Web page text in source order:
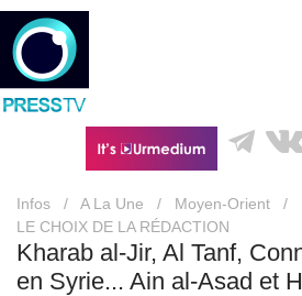
Infos / A La Une / Moyen-Orient /
LE CHOIX DE LA RÉDACTION
Kharab al-Jir, Al Tanf,
en Syrie... Ain al-Asad et